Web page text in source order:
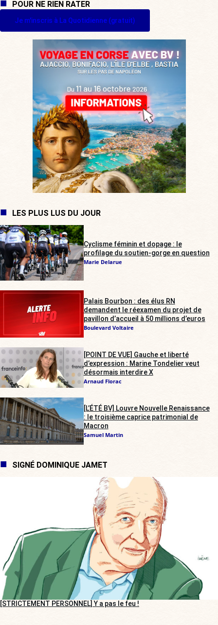
POUR NE RIEN RATER
Je m'inscris à La Quotidienne (gratuit)
LES PLUS LUS DU JOUR
Cyclisme féminin et dopage : le
profilage du soutien-gorge en question
Marie Delarue
Palais Bourbon : des élus RN
demandent le réexamen du projet de
pavillon d’accueil à 50 millions d’euros
Boulevard Voltaire
[POINT DE VUE] Gauche et liberté
d’expression : Marine Tondelier veut
désormais interdire X
Arnaud Florac
[L’ÉTÉ BV] Louvre Nouvelle Renaissance
: le troisième caprice patrimonial de
Macron
Samuel Martin
SIGNÉ DOMINIQUE JAMET
[STRICTEMENT PERSONNEL] Y a pas le feu !